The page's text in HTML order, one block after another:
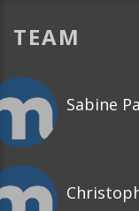
TEAM
Sabine